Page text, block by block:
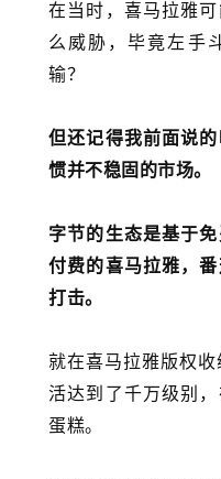
在当时，喜马拉雅
么威胁，毕竟左手
输？
但还记得我前面说
惯并不稳固的市场。
字节的生态是基于
付费的喜马拉雅，
打击。
就在喜马拉雅版权收
活达到了千万级别
蛋糕。